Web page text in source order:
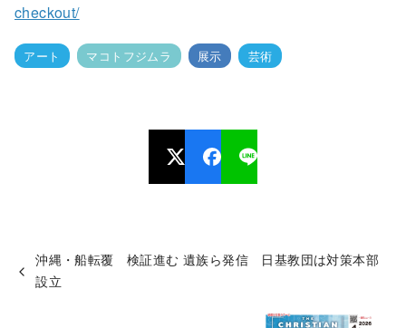
checkout/
アート マコトフジムラ 展示 芸術
沖縄・船転覆 検証進む 遺族ら発信 日基教団は対策本部
設立